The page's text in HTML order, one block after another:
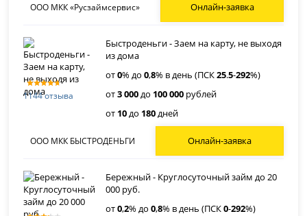
ООО МКК «Русзаймсервис» Онлайн-заявка
1144 отзыва
Быстроденьги - Заем на карту, не выходя
из дома
от0% до0,8% в день (ПСК25.5-292%)
от3 000до 100 000 рублей
от 10до 180дней
ООО МКК БЫСТРОДЕНЬГИ Онлайн-заявка
Бережный - Круглосуточный займ до 20
000 руб.
от0,2% до0,8% в день (ПСК0-292%)